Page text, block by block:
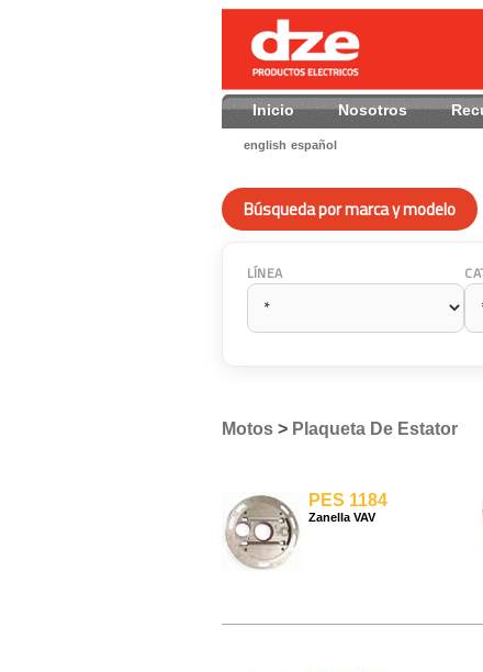
Inicio Nosotros
english español
Búsqueda por marca y modelo
LÍNEA
Motos> Plaqueta De Estator
PES 1184
Zanella VAV